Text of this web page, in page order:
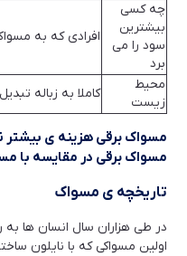
چه کسی
بیشترین
سود را می
برد
افرادی که به
محیط
زیست
کاملا به زباله
مسواک برقی هزینه ی بیشتر
مسواک برقی در مقایسه با
تاریخچه ی مسواک
در طی هزاران سال انسان ها
اولین مسواکی که با نایلون ساخته شد در